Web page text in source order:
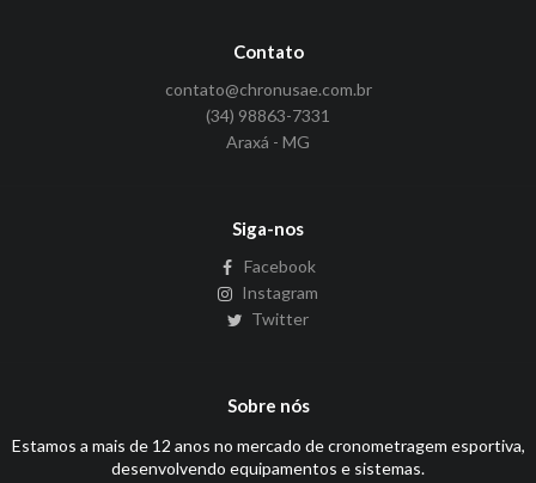
Contato
contato@chronusae.com.br
(34) 98863-7331
Araxá - MG
Siga-nos
Facebook
Instagram
Twitter
Sobre nós
Estamos a mais de 12 anos no mercado de cronometragem esportiva,
desenvolvendo equipamentos e sistemas.